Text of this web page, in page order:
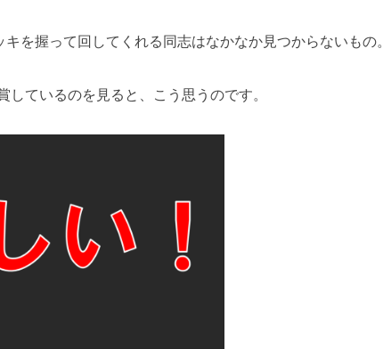
を握って回してくれる同志はなかなか見つからないもの。
ているのを見ると、こう思うのです。